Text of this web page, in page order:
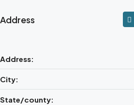
Address
Address:
City:
State/county: